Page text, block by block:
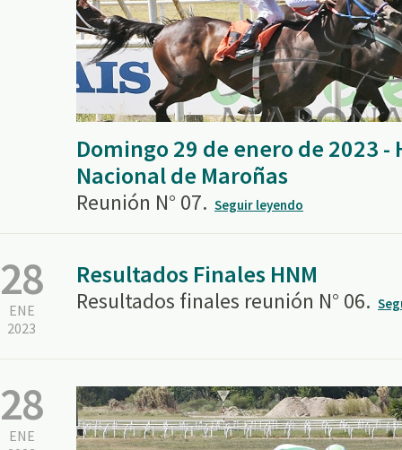
Domingo 29 de enero de 2023
Nacional de Maroñas
Reunión N° 07. Seguir leyendo
28
ENE
2023
Resultados Finales HNM
Resultados finales reunión N° 06.
28
ENE